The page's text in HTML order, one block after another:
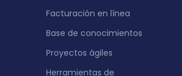
Facturación en línea
Base de conocimientos
Proyectos ágiles
Herramientas de